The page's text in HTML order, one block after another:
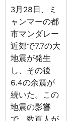
3月28日、ミ
ャンマーの都
市マンダレー
近郊で7.7の大
地震が発生
し、その後
6.4の余震が
続いた。この
地震の影響